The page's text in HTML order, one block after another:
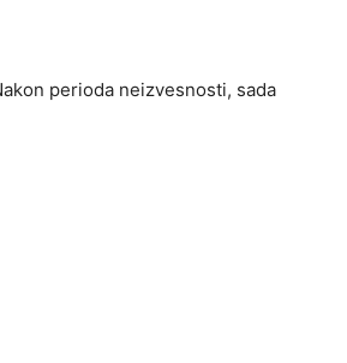
perioda neizvesnosti, sada